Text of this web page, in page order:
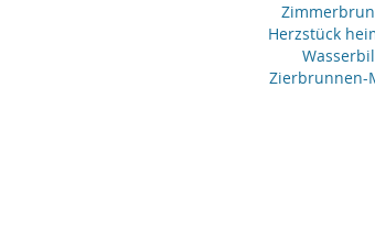
Herzstück
Zierbrunnen-